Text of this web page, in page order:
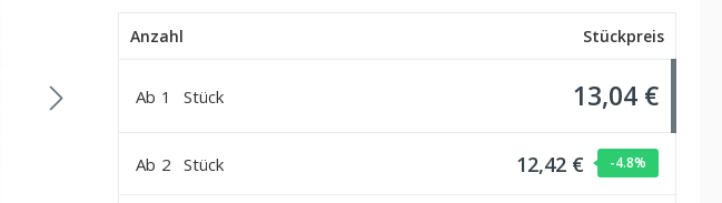
Anzahl Stückpreis
Ab 1 Stück 13,04 €
Ab 2 Stück 12,42 € -4.8%